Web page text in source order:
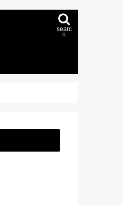
searc
h